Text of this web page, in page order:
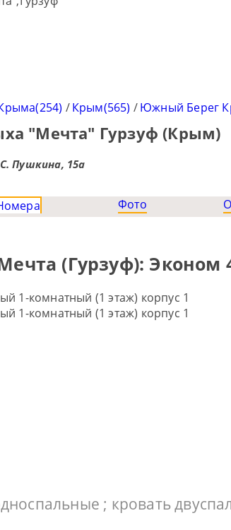
/Крым(565) /Южный Берег
"Мечта" Гурзуф (Крым)
Пушкина, 15а
Фото
(Гурзуф):
; кровать